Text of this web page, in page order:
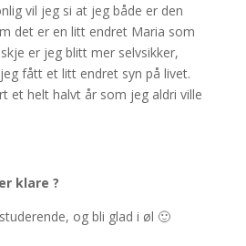
vil jeg si at jeg både er den
det er en litt endret Maria som
er jeg blitt mer selvsikker,
fått et litt endret syn på livet.
et helt halvt år som jeg aldri ville
klare ?
og bli glad i øl 🙂